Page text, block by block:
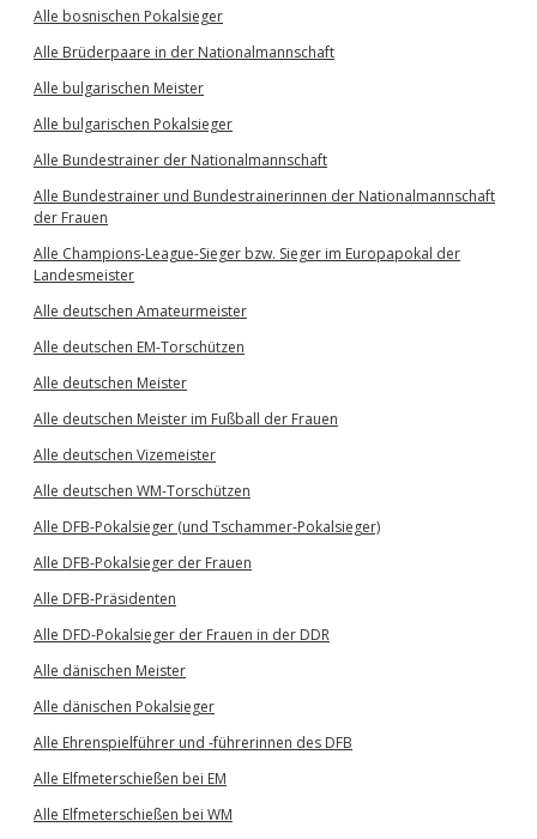
Alle bosnischen Pokalsieger
Alle Brüderpaare in der Nationalmannschaft
Alle bulgarischen Meister
Alle bulgarischen Pokalsieger
Alle Bundestrainer der Nationalmannschaft
Alle Bundestrainer und Bundestrainerinnen der Nationalmannschaft
der Frauen
Alle Champions-League-Sieger bzw. Sieger im Europapokal der
Landesmeister
Alle deutschen Amateurmeister
Alle deutschen EM-Torschützen
Alle deutschen Meister
Alle deutschen Meister im Fußball der Frauen
Alle deutschen Vizemeister
Alle deutschen WM-Torschützen
Alle DFB-Pokalsieger (und Tschammer-Pokalsieger)
Alle DFB-Pokalsieger der Frauen
Alle DFB-Präsidenten
Alle DFD-Pokalsieger der Frauen in der DDR
Alle dänischen Meister
Alle dänischen Pokalsieger
Alle Ehrenspielführer und -führerinnen des DFB
Alle Elfmeterschießen bei EM
Alle Elfmeterschießen bei WM